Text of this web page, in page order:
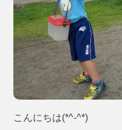
こんにちは(*^-^*)